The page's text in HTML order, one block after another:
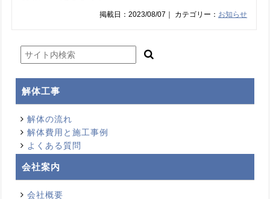
掲載日：2023/08/07｜ カテゴリー： お知らせ
解体工事
解体の流れ
解体費用と施工事例
よくある質問
会社案内
会社概要